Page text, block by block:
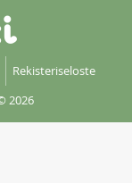
Rekisteriseloste
2026